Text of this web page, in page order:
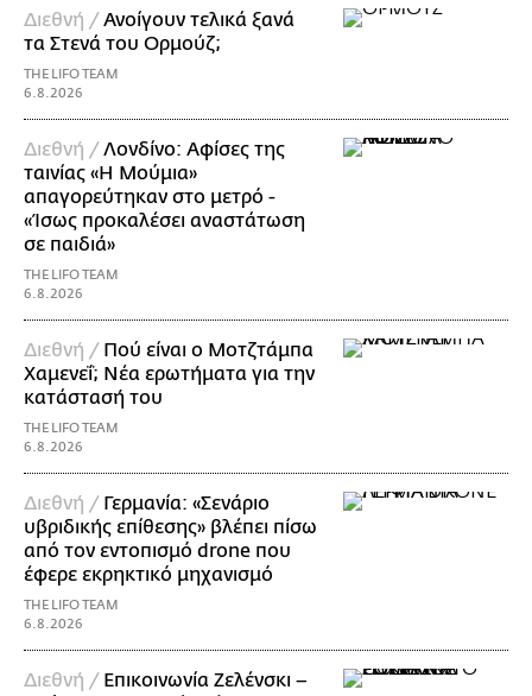
Διεθνή /Ανοίγουν τελικά ξανά
τα Στενά του Ορμούζ;
THE LIFO TEAM
6.8.2026
Διεθνή /Λονδίνο: Αφίσες της
ταινίας «Η Μούμια»
απαγορεύτηκαν στο μετρό -
«Ίσως προκαλέσει αναστάτωση
σε παιδιά»
THE LIFO TEAM
6.8.2026
Διεθνή / Πού είναι ο Μοτζτάμπα
Χαμενεΐ; Νέα ερωτήματα για την
κατάστασή του
THE LIFO TEAM
6.8.2026
Διεθνή / Γερμανία: «Σενάριο
υβριδικής επίθεσης» βλέπει πίσω
από τον εντοπισμό drone που
έφερε εκρηκτικό μηχανισμό
THE LIFO TEAM
6.8.2026
Διεθνή / Επικοινωνία Ζελένσκι –